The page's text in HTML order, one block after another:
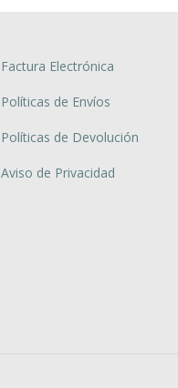
Factura Electrónica
Políticas de Envíos
Políticas de Devolución
Aviso de Privacidad